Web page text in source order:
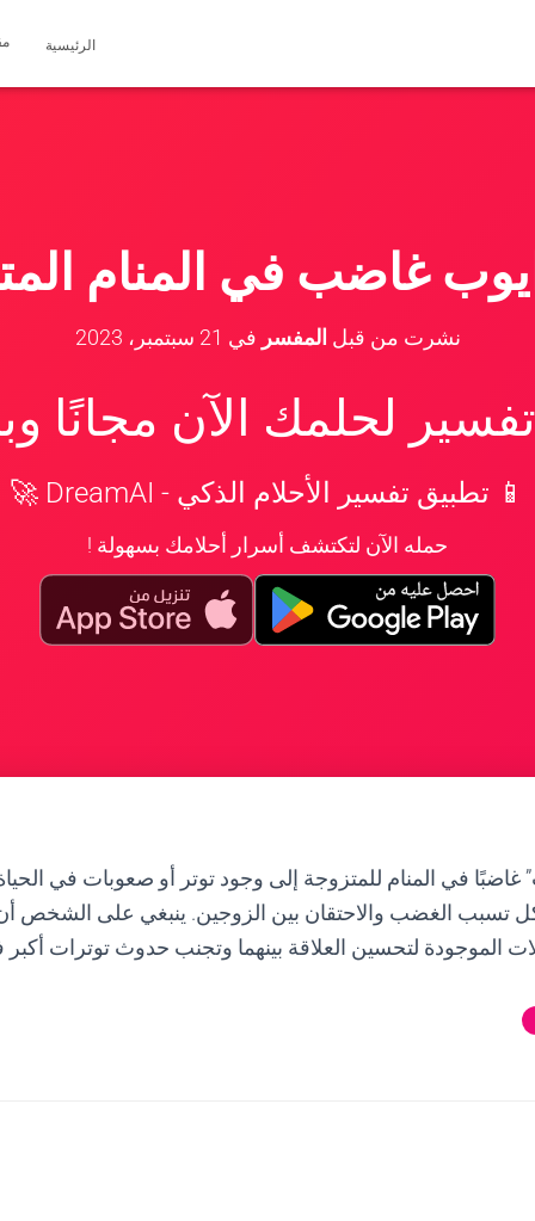
الرئيسية
غاضب في المنام
نشرت من قبل المفسر في 21 سبتمبر، 2023
لحلمك الآن مجانًا
📱 تطبيق تفسير الأحلام الذكي - DreamAI 🚀
حمله الآن لتكتشف أسرار أحلامك بسهولة !
غاضبًا في المنام للمتزوجة إلى وجود توتر أو صعوبات في
تسبب الغضب والاحتقان بين الزوجين. ينبغي على
الموجودة لتحسين العلاقة بينهما وتجنب حدوث توترات